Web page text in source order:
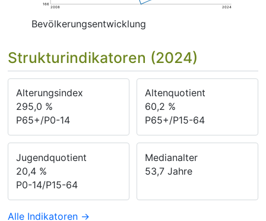
166
2008 2024
Bevölkerungsentwicklung
Strukturindikatoren (2024)
Alterungsindex
295,0 %
P65+/P0-14
Altenquotient
60,2 %
P65+/P15-64
Jugendquotient
20,4 %
P0-14/P15-64
Medianalter
53,7 Jahre
Alle Indikatoren →